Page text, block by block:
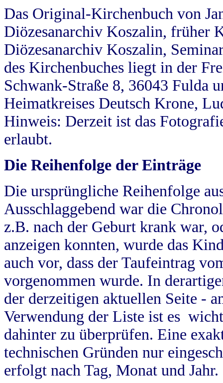
Das Original-Kirchenbuch von
Diözesanarchiv Koszalin, früher
Diözesanarchiv Koszalin,
des Kirchenbuches liegt in der
Schwank-Straße 8, 36043 Fulda
Heimatkreises Deutsch Krone,
Hinweis: Derzeit ist das
erlaubt.
Die Reihenfolge der Einträge
Die ursprüngliche Reihenfolge
Ausschlaggebend war die
z.B. nach der Geburt krank war,
anzeigen konnten, wurde das
auch vor, dass der Taufeintrag
vorgenommen wurde. In
der derzeitigen aktuellen Seite -
Verwendung der Liste ist es
dahinter zu überprüfen. Eine
technischen Gründen nur
erfolgt nach Tag, Monat und Jahr.